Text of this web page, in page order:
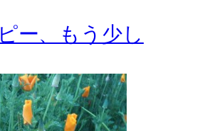
ー、もう少し